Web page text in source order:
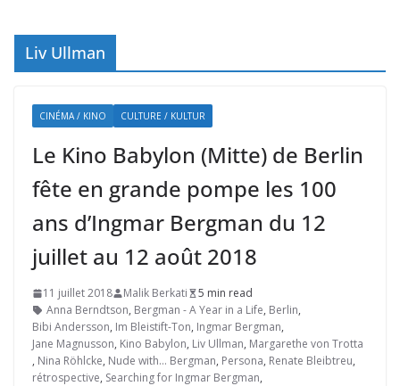
Liv Ullman
CINÉMA / KINO CULTURE / KULTUR
Le Kino Babylon (Mitte) de Berlin
fête en grande pompe les 100
ans d’Ingmar Bergman du 12
juillet au 12 août 2018
11 juillet 2018 Malik Berkati
5 min read
Anna Berndtson, Bergman - A Year in a Life, Berlin,
Bibi Andersson, Im Bleistift-Ton, Ingmar Bergman,
Jane Magnusson, Kino Babylon, Liv Ullman, Margarethe von Trotta
, Nina Röhlcke, Nude with… Bergman, Persona, Renate Bleibtreu,
rétrospective, Searching for Ingmar Bergman,